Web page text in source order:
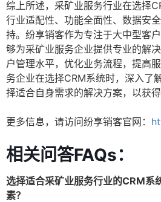
综上所述，采矿业服务行业在选择
行业适配性、功能全面性、数据安
持。纷享销客作为专注于大中型客
够为采矿业服务企业提供专业的解
户管理水平，优化业务流程，提高
务企业在选择CRM系统时，深入了
择适合自身需求的解决方案，以获得
更多信息，请访问纷享销客官网：
相关问答FAQs：
选择适合采矿业服务行业的CRM系
素？